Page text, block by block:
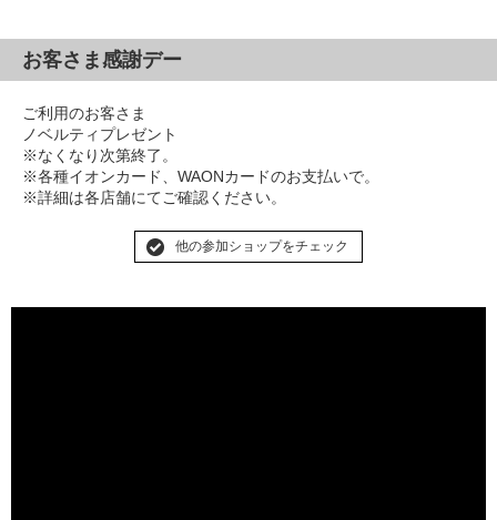
お客さま感謝デー
ご利用のお客さま
ノベルティプレゼント
※なくなり次第終了。
※各種イオンカード、WAONカードのお支払いで。
※詳細は各店舗にてご確認ください。
他の参加ショップをチェック